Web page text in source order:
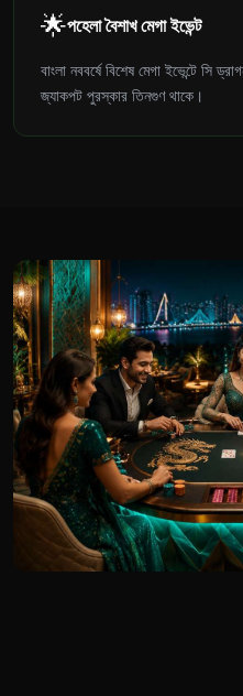
🌟পহেলা বৈশাখ মেগা ইভেন্ট
বাংলা নববর্ষে বিশেষ মেগা ইভেন্টে সি
জ্যাকপট পুরস্কার তিনগুণ থাকে।